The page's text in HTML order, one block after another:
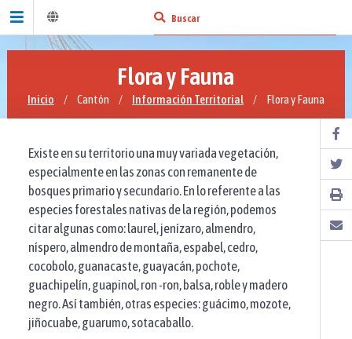
Flora y Fauna
Inicio / Cantón / Información Territorial / Flora y Fauna
Existe en su territorio una muy variada vegetación,
especialmente en las zonas con remanente de
bosques primario y secundario. En lo referente a las
especies forestales nativas de la región, podemos
citar algunas como: laurel, jenízaro, almendro,
níspero, almendro de montaña, espabel, cedro,
cocobolo, guanacaste, guayacán, pochote,
guachipelín, guapinol, ron -ron, balsa, roble y madero
negro. Así también, otras especies: guácimo, mozote,
jiñocuabe, guarumo, sotacaballo.